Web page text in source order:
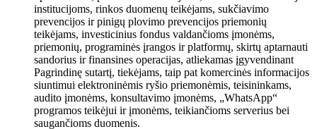
institucijoms, rinkos duomenų teikėjams, sukčiavimo
prevencijos ir pinigų plovimo prevencijos priemonių
teikėjams, investicinius fondus valdančioms įmonėms,
priemonių, programinės įrangos ir platformų, skirtų aptarnauti
sandorius ir finansines operacijas, atliekamas įgyvendinant
Pagrindinę sutartį, tiekėjams, taip pat komercinės informacijos
siuntimui elektroninėmis ryšio priemonėmis, teisininkams,
audito įmonėms, konsultavimo įmonėms, „WhatsApp“
programos teikėjui ir įmonėms, teikiančioms serverius bei
saugančioms duomenis.